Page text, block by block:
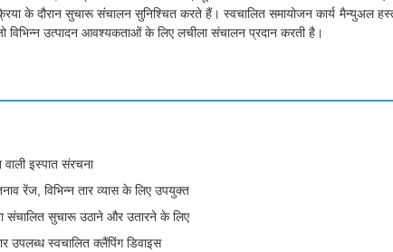
के दौरान सुचारू संचालन सुनिश्चित करते हैं। स्वचालित समायोजन कार्य मैन्युअल
विभिन्न उत्पादन आवश्यकताओं के लिए लचीला संचालन प्रदान करती है।
इस्पात संरचना
रेंज, विभिन्न तार व्यास के लिए उपयुक्त
संचालित सुचारू उठाने और उतारने के लिए
स्वचालित क्लैंपिंग डिवाइस